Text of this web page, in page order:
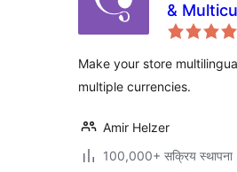
&
Make your store
multiple currencies.
Amir Helzer
100,000+ सक्रिय स्थापना